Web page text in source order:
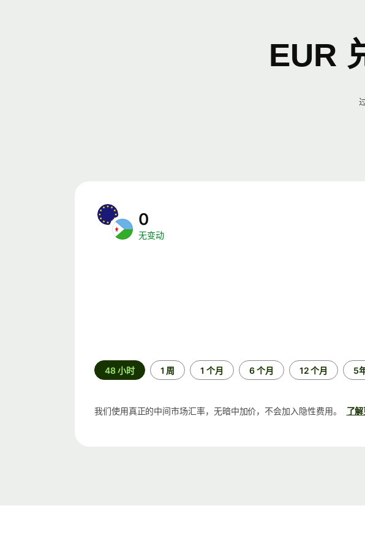
EUR
0
无变动
时
间
48 小时 1 周 1 个月 6 个月 12 个月 5
我们使用真正的中间市场汇率，无暗中加价，不会加入隐性费用。 了